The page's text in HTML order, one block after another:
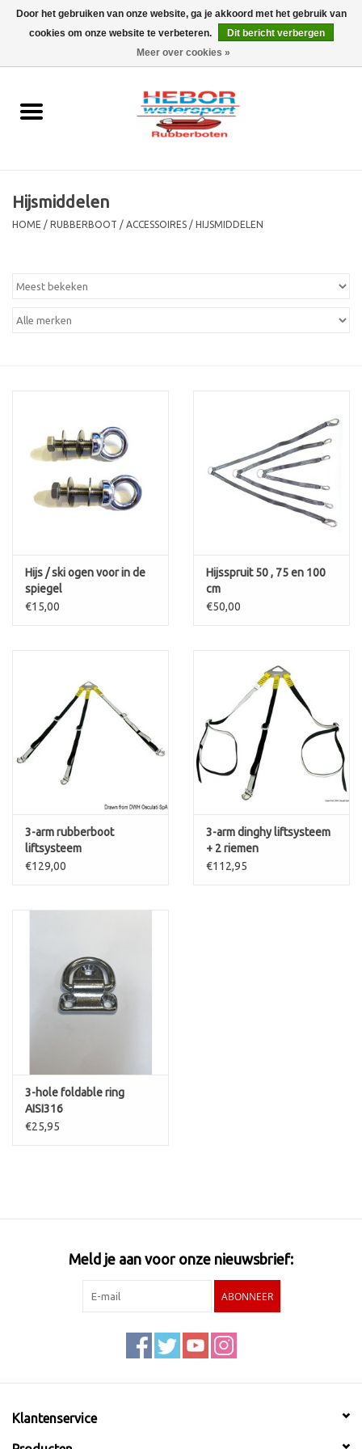
0 Artikelen - €0,00
Outboard
Trailer
Hijsmiddelen
HOME / RUBBERBOOT / ACCESSOIRES / HIJSMIDDELEN
Hijs / ski ogen voor in de
spiegel
€15,00
Hijsspruit 50 , 75 en 100
cm
€50,00
3-arm rubberboot
liftsysteem
€129,00
3-arm dinghy liftsysteem
+ 2 riemen
€112,95
3-hole foldable ring
AISI316
€25,95
Meld je aan voor onze nieuwsbrief:
ABONNEER
Klantenservice
Door het gebruiken van onze website, ga je akkoord met het gebruik van
cookies om onze website te verbeteren.
Dit bericht verbergen
Meer over cookies »